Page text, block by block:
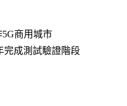
5G商用城市
完成測試驗證階段